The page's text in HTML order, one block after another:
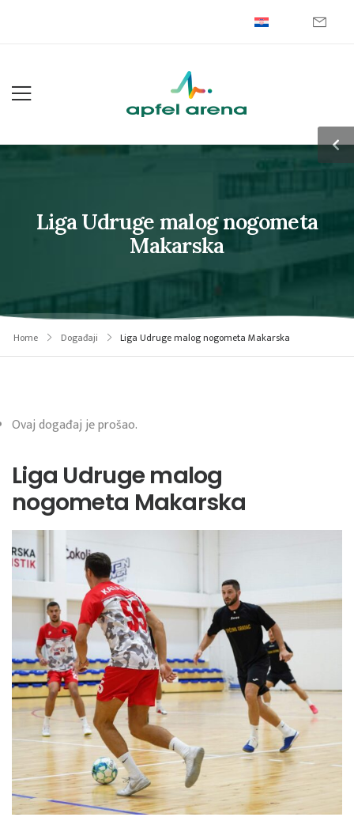
Liga Udruge malog nogometa
Makarska
Home Događaji Liga Udruge malog nogometa Makarska
Ovaj događaj je prošao.
Liga Udruge malog
nogometa Makarska